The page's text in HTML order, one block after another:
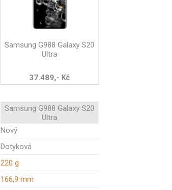
Samsung G988 Galaxy S20
Ultra
37.489,- Kč
Samsung G988 Galaxy S20
Ultra
Nový
Dotyková
220 g
166,9 mm